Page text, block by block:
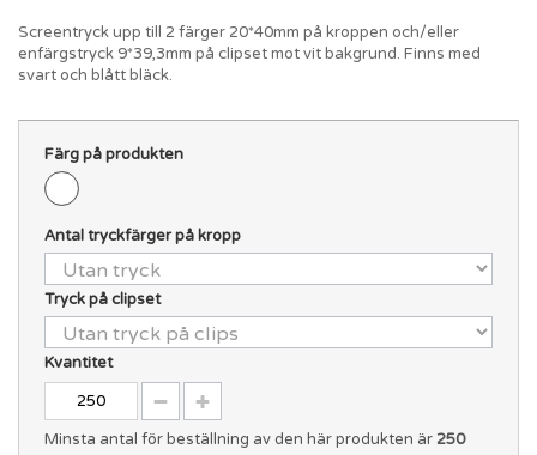
Screentryck upp till 2 färger 20*40mm på kroppen och/eller
enfärgstryck 9*39,3mm på clipset mot vit bakgrund. Finns med
svart och blått bläck.
Färg på produkten
Antal tryckfärger på kropp
Tryck på clipset
Kvantitet
Minsta antal för beställning av den här produkten är 250